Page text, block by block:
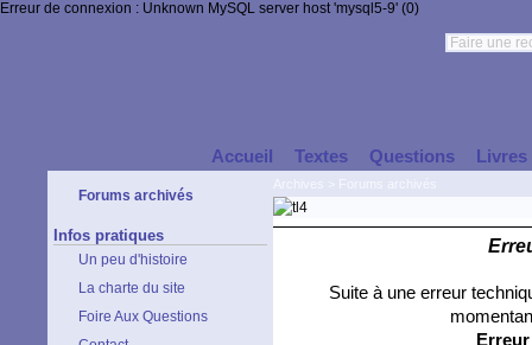
Erreur de connexion : Unknown MySQL server host 'mysql5-9' (0)
Accueil Textes Questions Livres
Forums archivés
Infos pratiques
Un peu d'histoire
La charte du site
Foire Aux Questions
Suite à une erreur